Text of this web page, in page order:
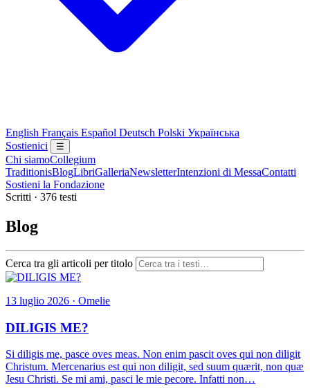
English Français Español Deutsch Polski Українська
Sostienici
☰
Chi siamoCollegium
TraditionisBlogLibriGalleriaNewsletterIntenzioni di MessaContatti
Sostieni la Fondazione
Scritti · 376 testi
Blog
Cerca tra gli articoli per titolo
13 luglio 2026 · Omelie
DILIGIS ME?
Si diligis me, pasce oves meas. Non enim pascit oves qui non diligit
Christum. Mercenarius est qui non diligit, sed suum quærit, non quæ
Jesu Christi. Se mi ami, pasci le mie pecore. Infatti non…